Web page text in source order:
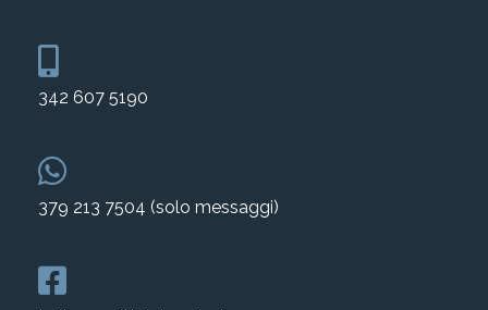
342 607 5190
379 213 7504 (solo messaggi)